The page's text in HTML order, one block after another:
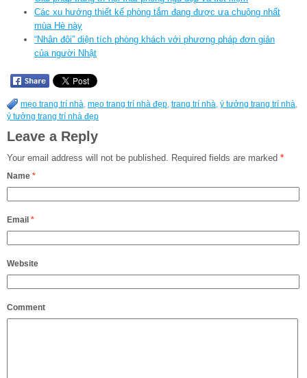
Các xu hướng thiết kế phòng tắm đang được ưa chuộng nhất
mùa Hè này
“Nhân đôi” diện tích phòng khách với phương pháp đơn giản
của người Nhật
mẹo trang trí nhà, mẹo trang trí nhà đẹp, trang trí nhà, ý tưởng trang trí nhà,
ý tưởng trang trí nhà đẹp
Leave a Reply
Your email address will not be published. Required fields are marked *
Name *
Email *
Website
Comment